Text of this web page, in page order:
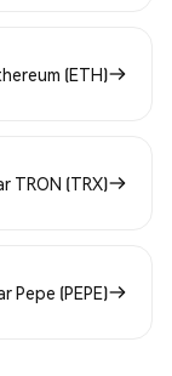
(ETH)
TRON (TRX)
Pepe (PEPE)